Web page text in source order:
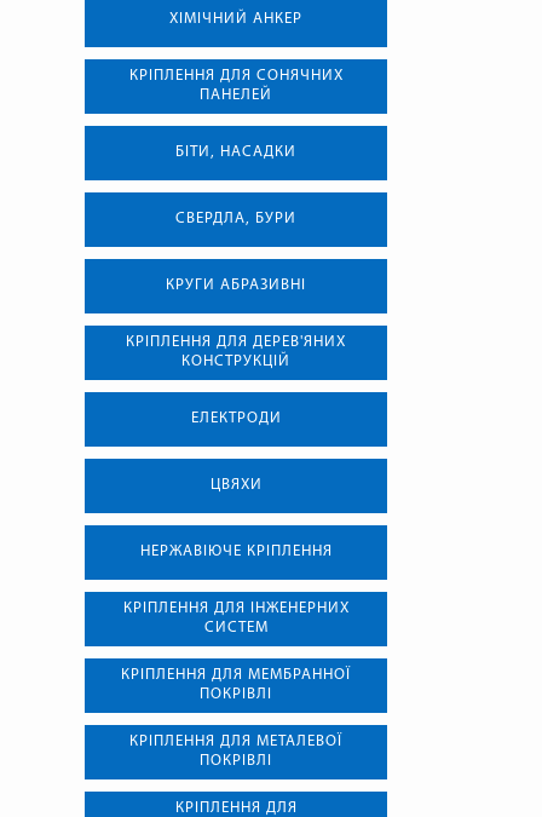
ХІМІЧНИЙ АНКЕР
КРІПЛЕННЯ ДЛЯ СОНЯЧНИХ
ПАНЕЛЕЙ
БІТИ, НАСАДКИ
СВЕРДЛА, БУРИ
КРУГИ АБРАЗИВНІ
КРІПЛЕННЯ ДЛЯ ДЕРЕВ'ЯНИХ
КОНСТРУКЦІЙ
ЕЛЕКТРОДИ
ЦВЯХИ
НЕРЖАВІЮЧЕ КРІПЛЕННЯ
КРІПЛЕННЯ ДЛЯ ІНЖЕНЕРНИХ
СИСТЕМ
КРІПЛЕННЯ ДЛЯ МЕМБРАННОЇ
ПОКРІВЛІ
КРІПЛЕННЯ ДЛЯ МЕТАЛЕВОЇ
ПОКРІВЛІ
КРІПЛЕННЯ ДЛЯ